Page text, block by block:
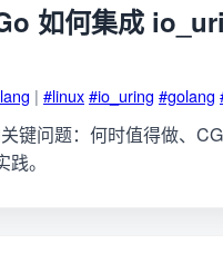
如何集成
| #linux#io_uring #golang
键问题：何时值得做、
。